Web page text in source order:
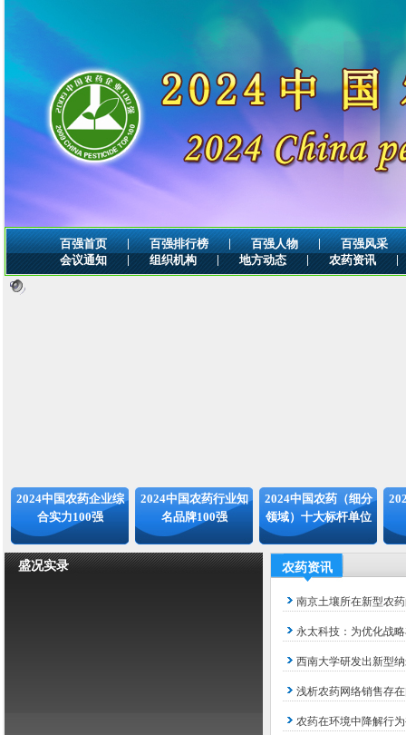
百强首页 | 百强排行榜 | 百强人物 |
百强风采
会议通知
| 组织机构 | 地方动态 | 农药资讯 |
2024中国农药企业综
合实力100强
2024中国农药行业知
名品牌100强
2024中国农药（细分
领域）十大标杆单位
盛况实录 农药资讯
南京土壤所在新型农
永太科技：为优化战
西南大学研发出新型
浅析农药网络销售存
农药在环境中降解行